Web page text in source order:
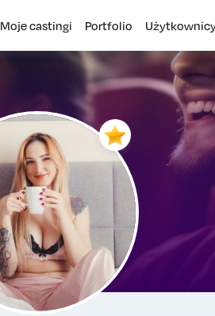
Moje castingi Portfolio